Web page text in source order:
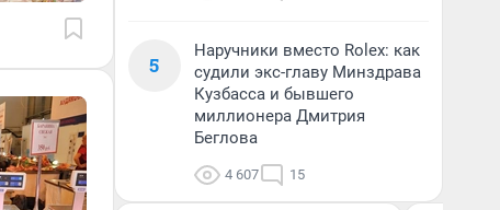
5
Наручники вместо Rolex: как
судили экс-главу Минздрава
Кузбасса и бывшего
миллионера Дмитрия
Беглова
4 607 15